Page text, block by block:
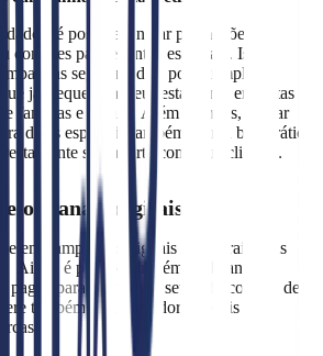
dados, é possível enviar promoções
convites para eventos especiais. Isso
segmentadas, por exemplo,
já frequentam seu restaurante em datas
famílias e casais. Além do mais, enviar
datas especiais também é uma boa prática
restaurante se importa com seus clientes.
canais digitais:
e em campanhas digitais para atrair mais
Ainda é possível ir além, utilizando
pagos para segmentar seu público-alvo de
também influenciadores locais ou